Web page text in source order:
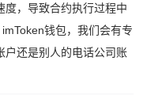
度，导致合约执行过程中
钱包，我们会有专
户还是别人的电话公司账